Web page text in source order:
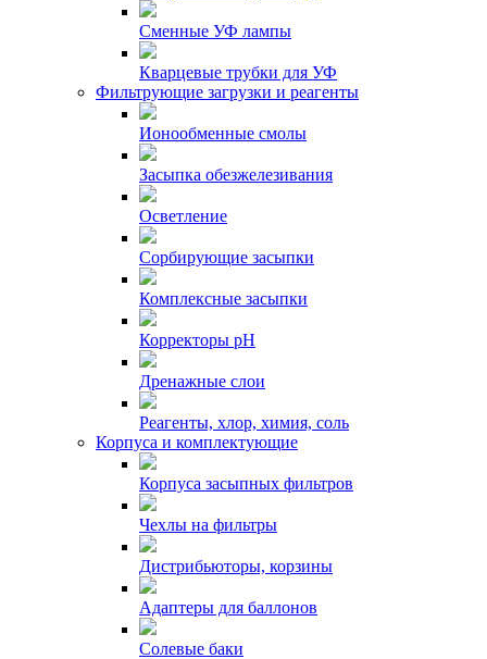
Сменные УФ лампы
Кварцевые трубки для УФ
Фильтрующие загрузки и реагенты
Ионообменные смолы
Засыпка обезжелезивания
Осветление
Сорбирующие засыпки
Комплексные засыпки
Корректоры pH
Дренажные слои
Реагенты, хлор, химия, соль
Корпуса и комплектующие
Корпуса засыпных фильтров
Чехлы на фильтры
Дистрибьюторы, корзины
Адаптеры для баллонов
Солевые баки